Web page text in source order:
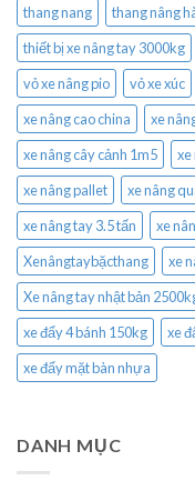
thang nang
thang nâng
thiết bị xe nâng tay 3000kg
vỏ xe nâng pio
vỏ xe xúc
xe nâng cao china
xe
xe nâng cây cảnh 1m5
xe
xe nâng pallet
xe nâng
xe nâng tay 3.5 tấn
xe
Xenângtaybặcthang
xe
Xe nâng tay nhật bản
xe đẩy 4 bánh 150kg
xe
xe đẩy mặt bàn nhựa
DANH MỤC